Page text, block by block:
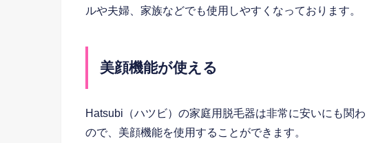
ルや夫婦、家族などでも使用しやすくなっております。
美顔機能が使える
Hatsubi（ハツビ）の家庭用脱毛器は非常に安いにも関
ので、美顔機能を使用することができます。